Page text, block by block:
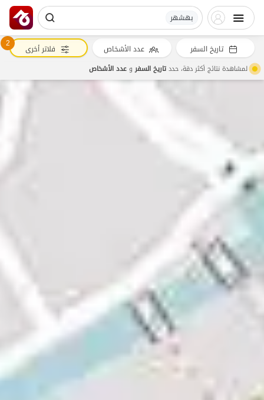
بهشهر
تاريخ السفر عدد الأشخاص 2 فلاتر أخرى
لمشاهدة نتائج أكثر دقة، حددتاريخ السفروعدد الأشخاص